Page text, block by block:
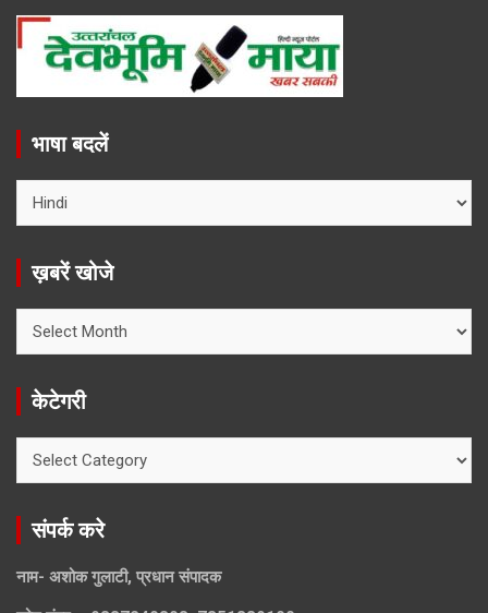
भाषा बदलें
ख़बरें खोजे
खोजे
केटेगरी
संपर्क करे
नाम- अशोक गुलाटी, प्रधान संपादक